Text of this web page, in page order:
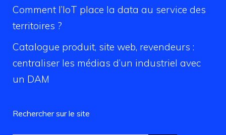
Comment l’IoT place la data au service des
territoires ?
Catalogue produit, site web, revendeurs :
centraliser les médias d’un industriel avec
un DAM
Rechercher sur le site